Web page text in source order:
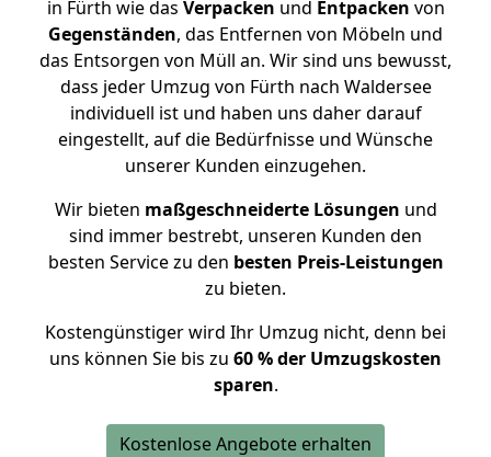
in Fürth wie das Verpacken und Entpacken von
Gegenständen, das Entfernen von Möbeln und
das Entsorgen von Müll an. Wir sind uns bewusst,
dass jeder Umzug von Fürth nach Waldersee
individuell ist und haben uns daher darauf
eingestellt, auf die Bedürfnisse und Wünsche
unserer Kunden einzugehen.
Wir bieten maßgeschneiderte Lösungen und
sind immer bestrebt, unseren Kunden den
besten Service zu den besten Preis-Leistungen
zu bieten.
Kostengünstiger wird Ihr Umzug nicht, denn bei
uns können Sie bis zu 60 % der Umzugskosten
sparen.
Kostenlose Angebote erhalten